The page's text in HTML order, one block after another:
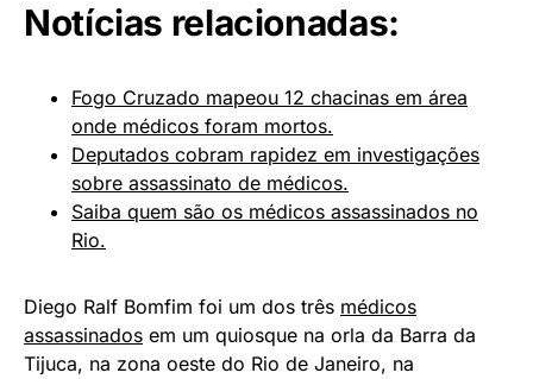
Notícias relacionadas:
Fogo Cruzado mapeou 12 chacinas em área
onde médicos foram mortos.
Deputados cobram rapidez em investigações
sobre assassinato de médicos.
Saiba quem são os médicos assassinados no
Rio.
Diego Ralf Bomfim foi um dos três médicos
assassinados em um quiosque na orla da Barra da
Tijuca, na zona oeste do Rio de Janeiro, na